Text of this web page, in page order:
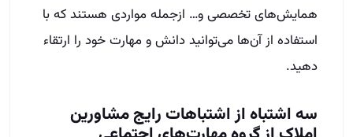
همایش‌های تخصصی و… ازجمله مواردی هستند که با
استفاده از آن‌ها می‌توانید دانش و مهارت خود را ارتقاء
دهید.
سه اشتباه از اشتباهات رایج مشاورین